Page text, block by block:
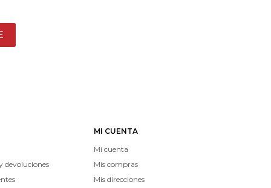
devoluciones
MI CUENTA
Mi cuenta
Mis compras
Mis direcciones